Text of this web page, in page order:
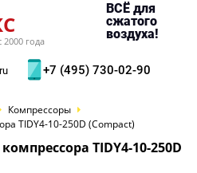
года
ВСЁ для
сжатого
воздуха!
+7 (495) 730-02-90
Компрессоры
TIDY4-10-250D (Compact)
TIDY4-10-250D